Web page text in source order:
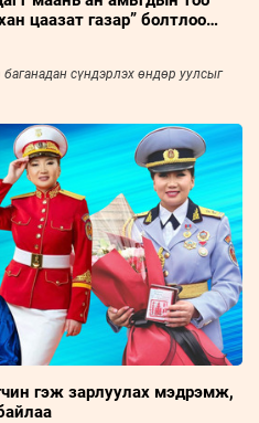
цаазат газар” болтлоо
сүндэрлэх өндөр уулсыг
гэж зарлуулах мэдрэмж,